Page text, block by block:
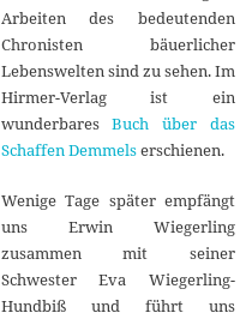
Arbeiten des bedeutenden
Chronisten bäuerlicher
Lebenswelten sind zu sehen. Im
Hirmer-Verlag ist ein
wunderbares Buch über das
Schaffen Demmelserschienen.
Wenige Tage später empfängt
uns Erwin Wiegerling
zusammen mit seiner
Schwester Eva Wiegerling-
Hundbiß und führt uns